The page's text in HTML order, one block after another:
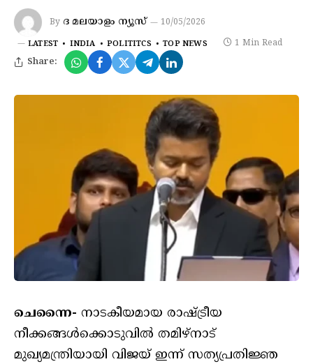
By ദ മലയാളം ന്യൂസ് 10/05/2026
LATEST INDIA POLITITCS TOP NEWS 1 Min Read
Share:
ചെന്നൈ- നാടകീയമായ രാഷ്ട്രീയ
നീക്കങ്ങൾക്കൊടുവിൽ തമിഴ്‌നാട്
മുഖ്യമന്ത്രിയായി വിജയ് ഇന്ന് സത്യപ്രതിജ്ഞ